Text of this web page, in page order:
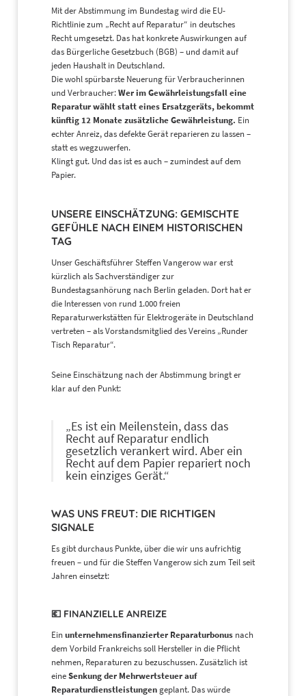
Mit der Abstimmung im Bundestag wird die EU-
Richtlinie zum „Recht auf Reparatur“ in deutsches
Recht umgesetzt. Das hat konkrete Auswirkungen auf
das Bürgerliche Gesetzbuch (BGB) – und damit auf
jeden Haushalt in Deutschland.
Die wohl spürbarste Neuerung für Verbraucherinnen
und Verbraucher:Wer im Gewährleistungsfall eine
Reparatur wählt statt eines Ersatzgeräts, bekommt
künftig 12 Monate zusätzliche Gewährleistung. Ein
echter Anreiz, das defekte Gerät reparieren zu lassen –
statt es wegzuwerfen.
Klingt gut. Und das ist es auch – zumindest auf dem
Papier.
UNSERE EINSCHÄTZUNG: GEMISCHTE
GEFÜHLE NACH EINEM HISTORISCHEN
TAG
Unser Geschäftsführer Steffen Vangerow war erst
kürzlich als Sachverständiger zur
Bundestagsanhörung nach Berlin geladen. Dort hat er
die Interessen von rund 1.000 freien
Reparaturwerkstätten für Elektrogeräte in Deutschland
vertreten – als Vorstandsmitglied des Vereins „Runder
Tisch Reparatur“.
Seine Einschätzung nach der Abstimmung bringt er
klar auf den Punkt:
„Es ist ein Meilenstein, dass das
Recht auf Reparatur endlich
gesetzlich verankert wird. Aber ein
Recht auf dem Papier repariert noch
kein einziges Gerät.“
WAS UNS FREUT: DIE RICHTIGEN
SIGNALE
Es gibt durchaus Punkte, über die wir uns aufrichtig
freuen – und für die Steffen Vangerow sich zum Teil seit
Jahren einsetzt:
💶 FINANZIELLE ANREIZE
Einunternehmensfinanzierter Reparaturbonus nach
dem Vorbild Frankreichs soll Hersteller in die Pflicht
nehmen, Reparaturen zu bezuschussen. Zusätzlich ist
eineSenkung der Mehrwertsteuer auf
Reparaturdienstleistungen geplant. Das würde